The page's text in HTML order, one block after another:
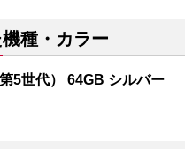
種・カラー
5世代） 64GB シルバー